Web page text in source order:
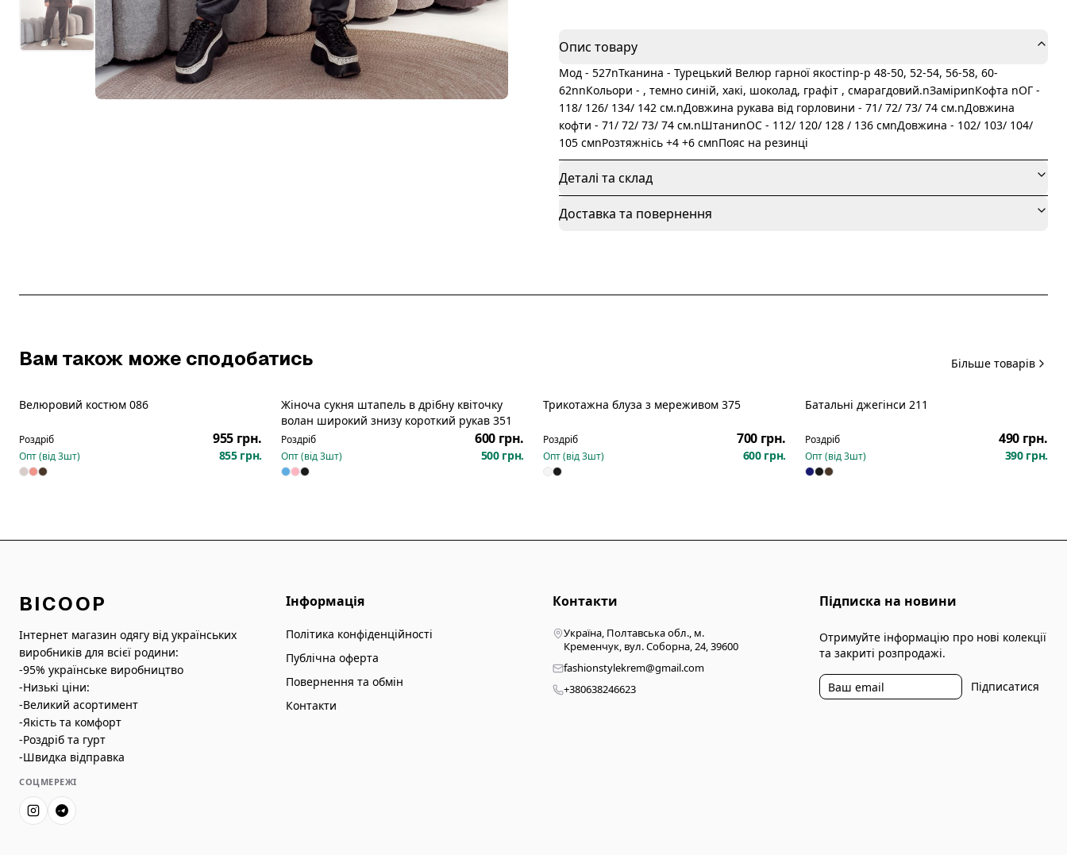
Опис товару
Мод - 527nТканина - Турецький Велюр гарної якостіnр-р 48-50, 52-54, 56-58, 60-
62nnКольори - , темно синій, хакі, шоколад, графіт , смарагдовий.nЗаміриnКофта nОГ -
118/ 126/ 134/ 142 см.nДовжина рукава від горловини - 71/ 72/ 73/ 74 см.nДовжина
кофти - 71/ 72/ 73/ 74 см.nШтаниnОС - 112/ 120/ 128 / 136 смnДовжина - 102/ 103/ 104/
105 смnРозтяжнісь +4 +6 смnПояс на резинці
Деталі та склад
Доставка та повернення
Вам також може сподобатись Більше товарів
Велюровий костюм 086
Роздріб 955 грн.
Опт (від3шт) 855 грн.
Жіноча сукня штапель в дрібну квіточку
волан широкий знизу короткий рукав 351
Роздріб 600 грн.
Опт (від3шт) 500 грн.
Трикотажна блуза з мереживом 375
Роздріб 700 грн.
Опт (від3шт) 600 грн.
Батальні джегінси 211
Роздріб 490 грн.
Опт (від3шт) 390 грн.
BICOOP
Інтернет магазин одягу від українських
виробників для всієї родини:
-95% українське виробництво
-Низькі ціни:
-Великий асортимент
-Якість та комфорт
-Роздріб та гурт
-Швидка відправка
СОЦМЕРЕЖІ
Інформація
Політика конфіденційності
Публічна оферта
Повернення та обмін
Контакти
Контакти
Україна, Полтавська обл., м.
Кременчук, вул. Соборна, 24, 39600
fashionstylekrem@gmail.com
+380638246623
Підписка на новини
Отримуйте інформацію про нові колекції
та закриті розпродажі.
Підписатися